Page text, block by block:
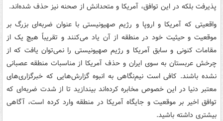
پذیرفت بلکه در این توافق، آمریکا و متحدانش از صحنه نیز حذف شده‌اند.
واقعیتی که آمریکا و اروپا و رژیم صهیونیستی با عنوان ضربه‌ای بزرگ بر
موقعیت و حیثیت خود در منطقه از آن یاد می‌کنند و تقریباً هیچ یک از
مقامات کنونی و سابق آمریکا و رژیم صهیونیستی را نمی‌توان یافت که از
چرخش عربستان به سوی ایران و حذف آمریکا از مناسبات منطقه عصبانی
نشده باشند. کافی است نیم‌نگاهی به انبوه گزارش‌هایی که خبرگزاری‌های
معتبر دنیا در این خصوص مخابره کرده‌اند بیندازید تا از شدت ضربه‌ای که
توافق اخیر بر موقعیت و جایگاه آمریکا در منطقه وارد کرده است، آگاهی
بیشتری داشته باشید.